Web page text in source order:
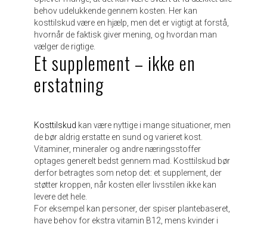
behov udelukkende gennem kosten. Her kan
kosttilskud være en hjælp, men det er vigtigt at forstå,
hvornår de faktisk giver mening, og hvordan man
vælger de rigtige.
Et supplement – ikke en
erstatning
Kosttilskud kan være nyttige i mange situationer, men
de bør aldrig erstatte en sund og varieret kost.
Vitaminer, mineraler og andre næringsstoffer
optages generelt bedst gennem mad. Kosttilskud bør
derfor betragtes som netop det: et supplement, der
støtter kroppen, når kosten eller livsstilen ikke kan
levere det hele.
For eksempel kan personer, der spiser plantebaseret,
have behov for ekstra vitamin B12, mens kvinder i